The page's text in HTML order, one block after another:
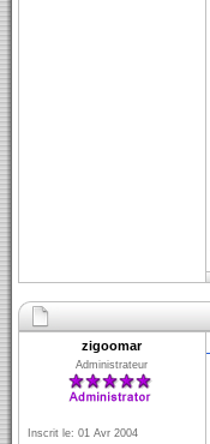
zigoomar
Administrateur
Inscrit le: 01 Avr 2004